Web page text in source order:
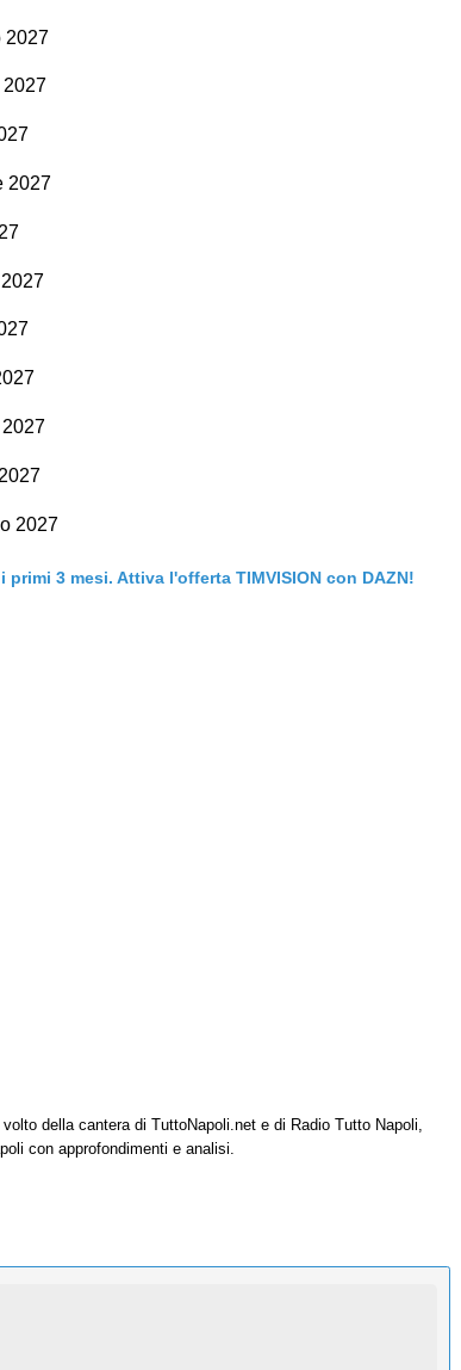
2027
2027
2027
primi 3 mesi. Attiva l'offerta TIMVISION con DAZN!
della cantera di TuttoNapoli.net e di Radio Tutto Napoli,
con approfondimenti e analisi.